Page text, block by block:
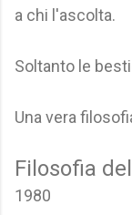
a chi l'ascolta.
Soltanto le
Una vera
Filosofia
1980